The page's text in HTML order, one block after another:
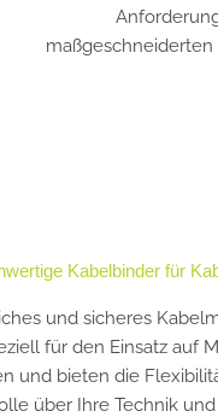
Kabelbinder für
und sicheres
für den Einsatz auf
und bieten die
über Ihre Technik